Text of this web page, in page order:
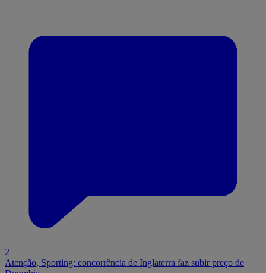
2
Atenção, Sporting: concorrência de Inglaterra faz subir preço de